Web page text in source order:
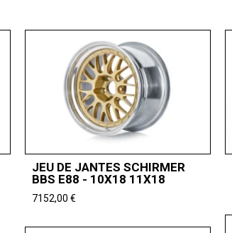
JEU DE JANTES SCHIRMER
BBS E88 - 10X18 11X18
7152,00 €